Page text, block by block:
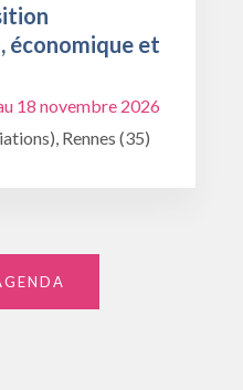
économique et
18 novembre 2026
Rennes (35)